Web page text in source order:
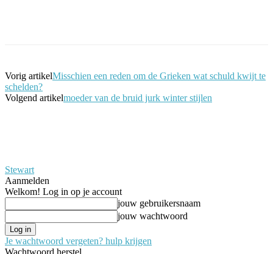
Vorig artikelMisschien een reden om de Grieken wat schuld kwijt te
schelden?
Volgend artikelmoeder van de bruid jurk winter stijlen
Stewart
Aanmelden
Welkom! Log in op je account
jouw gebruikersnaam
jouw wachtwoord
Je wachtwoord vergeten? hulp krijgen
Wachtwoord herstel